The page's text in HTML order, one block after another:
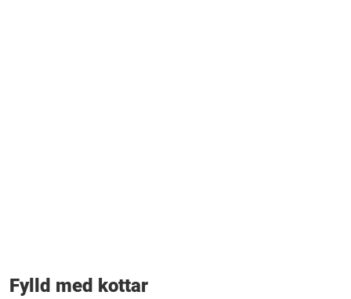
Fylld med kottar